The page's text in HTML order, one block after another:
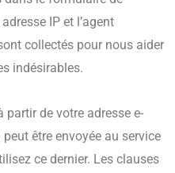
IP et l’agent
collectés pour nous aider
indésirables.
partir de votre adresse e-
être envoyée au service
ce dernier. Les clauses